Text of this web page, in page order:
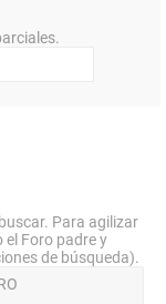
Para agilizar
el Foro padre y
de búsqueda).